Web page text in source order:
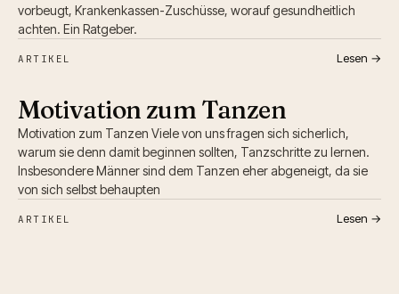
vorbeugt, Krankenkassen-Zuschüsse, worauf gesundheitlich
achten. Ein Ratgeber.
ARTIKEL Lesen →
Motivation zum Tanzen
Motivation zum Tanzen Viele von uns fragen sich sicherlich,
warum sie denn damit beginnen sollten, Tanzschritte zu lernen.
Insbesondere Männer sind dem Tanzen eher abgeneigt, da sie
von sich selbst behaupten
ARTIKEL Lesen →